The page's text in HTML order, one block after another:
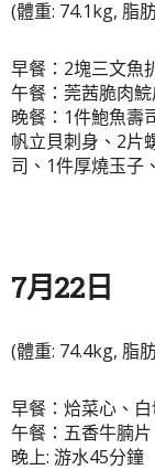
(體重: 74.1kg, 脂
早餐：2塊三文魚
午餐：莞茜脆肉鯇
晚餐：1件鮑魚壽
帆立貝刺身、2片
司、1件厚燒玉子
7月22日
(體重: 74.4kg, 脂
早餐：烚菜心、
午餐：五香牛腩
晚上: 游水45分鐘